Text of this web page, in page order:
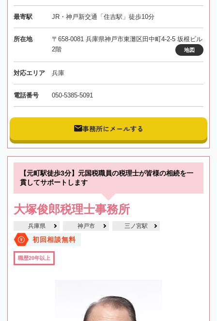
最寄駅 JR・神戸新交通「住吉駅」徒歩10分
所在地
〒658-0081 兵庫県神戸市東灘区田中町4-2-5 坂根ビル
2階
地図
対応エリア 兵庫
電話番号 050-5385-5091
事務所にメールする
【元町駅徒歩3分】元国税職員の税理士が皆様の相続を一
貫してサポートします
大塚俊郎税理士事務所
兵庫県 神戸市 三ノ宮駅
初回相談無料
職歴20年以上